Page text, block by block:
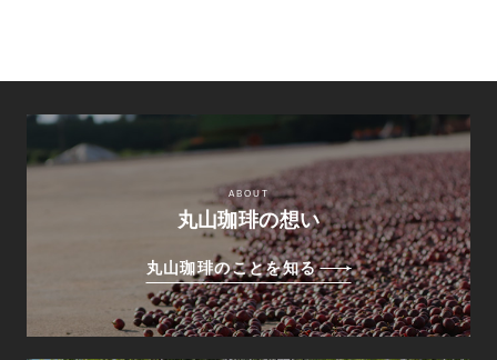
ABOUT
丸山珈琲の想い
丸山珈琲のことを知る